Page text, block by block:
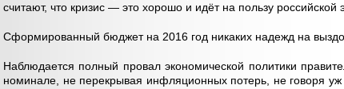
считают, что кризис — это хорошо и идёт на пользу российской
Сформированный бюджет на 2016 год никаких надежд на
Наблюдается полный провал экономической политики
номинале, не перекрывая инфляционных потерь, не говоря